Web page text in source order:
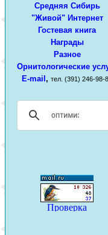
Средняя Сибирь
"Живой" Интернет
Гостевая книга
Награды
Разное
Орнитологические
E-mail , тел. (391) 246-98-